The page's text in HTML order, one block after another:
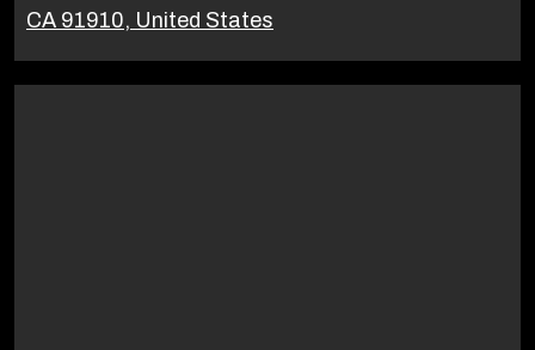
CA 91910, United States